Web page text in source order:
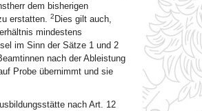
dem bisherigen
erstatten. 2 Dies gilt auch,
mindestens
im Sinn der Sätze 1 und 2
nach der Ableistung
Probe übernimmt und sie
nach Art. 12